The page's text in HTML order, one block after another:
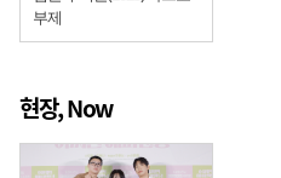
부제
현장, Now